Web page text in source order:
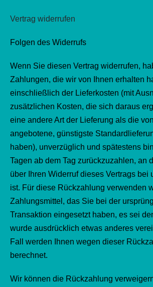
Vertrag widerrufen
Folgen des Widerrufs
Wenn Sie diesen Vertrag widerrufen,
Zahlungen, die wir von Ihnen erhalten
einschließlich der Lieferkosten (mit
zusätzlichen Kosten, die sich daraus
eine andere Art der Lieferung als die
angebotene, günstigste
haben), unverzüglich und spätestens
Tagen ab dem Tag zurückzuzahlen, an
über Ihren Widerruf dieses Vertrags bei
ist. Für diese Rückzahlung verwenden
Zahlungsmittel, das Sie bei der
Transaktion eingesetzt haben, es sei
wurde ausdrücklich etwas anderes
Fall werden Ihnen wegen dieser
berechnet.
Wir können die Rückzahlung